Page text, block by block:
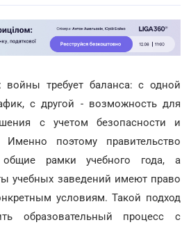
войны требует баланса: с одной
с другой - возможность для
с учетом безопасности и
Именно поэтому правительство
общие рамки учебного года, а
учебных заведений имеют право
условиям. Такой подход
образовательный процесс с